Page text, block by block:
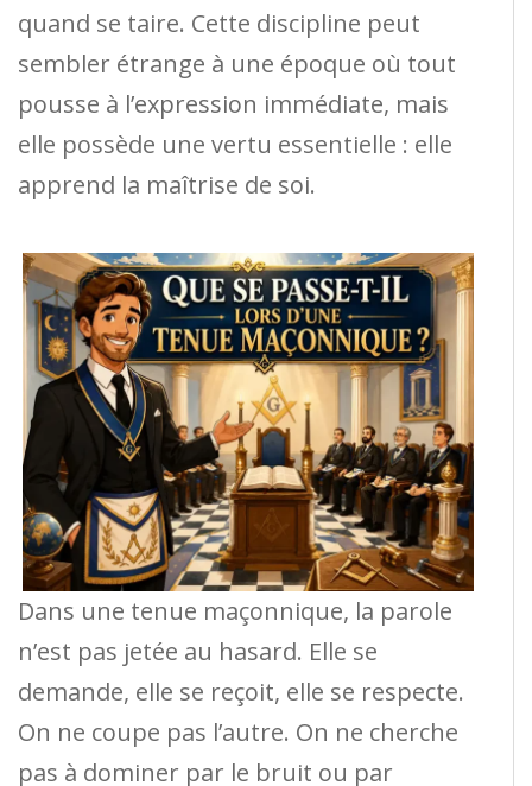
quand se taire. Cette discipline peut
sembler étrange à une époque où tout
pousse à l’expression immédiate, mais
elle possède une vertu essentielle : elle
apprend la maîtrise de soi.
Dans une tenue maçonnique, la parole
n’est pas jetée au hasard. Elle se
demande, elle se reçoit, elle se respecte.
On ne coupe pas l’autre. On ne cherche
pas à dominer par le bruit ou par